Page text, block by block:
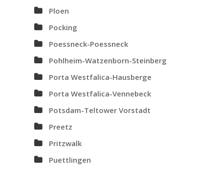
Ploen
Pocking
Poessneck-Poessneck
Pohlheim-Watzenborn-Steinberg
Porta Westfalica-Hausberge
Porta Westfalica-Vennebeck
Potsdam-Teltower Vorstadt
Preetz
Pritzwalk
Puettlingen